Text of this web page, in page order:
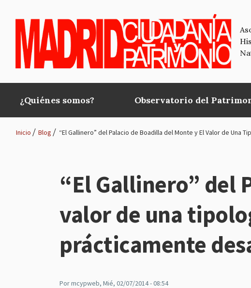
Main
navigation
¿Quiénes somos? Observatorio del
navegación
Inicio Blog “El Gallinero” del Palacio de Boadilla del Monte y El Valor de Una
“El Gallinero” del
valor de una
prácticamente
Pormcypweb, Mié, 02/07/2014 - 08:54